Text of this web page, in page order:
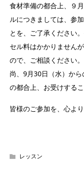
食材準備の都合上、９
ルにつきましては、参
とを、ご了承ください
セル料はかかりません
ので、ご相談ください。
尚、9月30日（水）か
の都合上、お受けする
皆様のご参加を、心よ
レッスン